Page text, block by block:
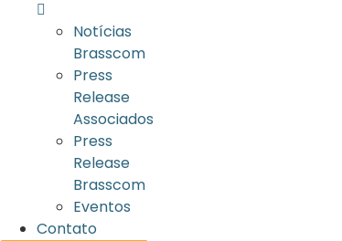
Notícias
Brasscom
Press
Release
Associados
Press
Release
Brasscom
Eventos
Contato